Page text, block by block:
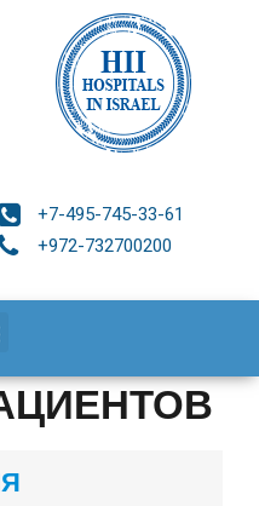
+7-495-745-33-61
+972-732700200